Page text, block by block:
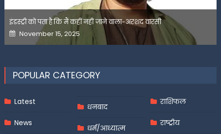
इंडस्ट्री को पता है कि मैं कहीं नहीं जाने वाला-अरशद वारसी
Posted
on
November 15, 2025
POPULAR CATEGORY
Latest
News
धनबाद
धर्म/आध्यात्म
राशिफल
राष्ट्रीय